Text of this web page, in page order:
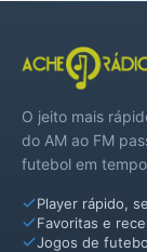
O jeito mais
do AM ao FM
futebol em
Player rápido,
Favoritas e
Jogos de